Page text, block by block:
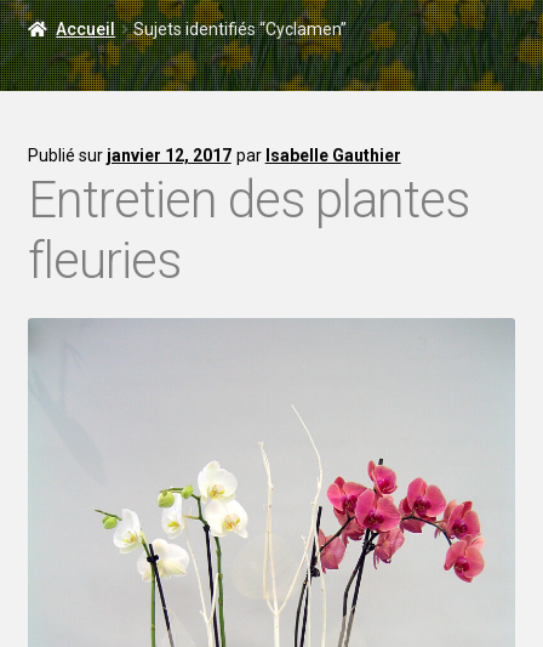
LIVRAISON
MARIAGE
Accueil Sujets identifiés “Cyclamen”
Publié sur janvier 12, 2017 par Isabelle Gauthier
Entretien des plantes
fleuries